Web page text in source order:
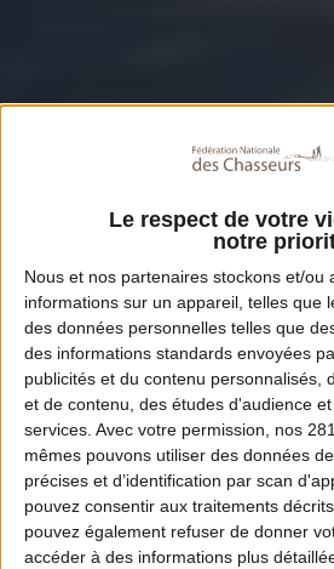
Le respect de votre
notre
Nous et nos partenaires stockons et/ou
informations sur un appareil, telles que
des données personnelles telles que
des informations standards envoyées
publicités et du contenu personnalisés,
et de contenu, des études d'audience
services. Avec votre permission, nos
mêmes pouvons utiliser des données
précises et d’identification par scan
pouvez consentir aux traitements
pouvez également refuser de donner
accéder à des informations plus